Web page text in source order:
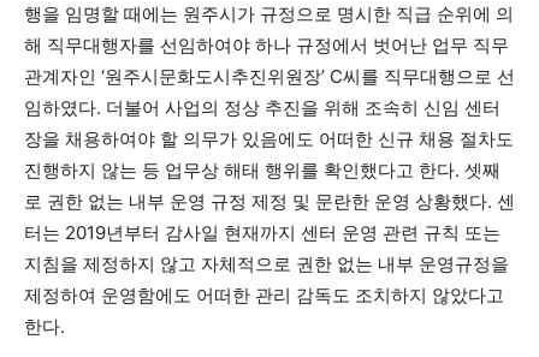
행을 임명할 때에는 원주시가 규정으로 명시한 직급 순위에 의
해 직무대행자를 선임하여야 하나 규정에서 벗어난 업무 직무
관계자인 ‘원주시문화도시추진위원장’ C씨를 직무대행으로 선
임하였다. 더불어 사업의 정상 추진을 위해 조속히 신임 센터
장을 채용하여야 할 의무가 있음에도 어떠한 신규 채용 절차도
진행하지 않는 등 업무상 해태 행위를 확인했다고 한다. 셋째
로 권한 없는 내부 운영 규정 제정 및 문란한 운영 상황했다. 센
터는 2019년부터 감사일 현재까지 센터 운영 관련 규칙 또는
지침을 제정하지 않고 자체적으로 권한 없는 내부 운영규정을
제정하여 운영함에도 어떠한 관리 감독도 조치하지 않았다고
한다.